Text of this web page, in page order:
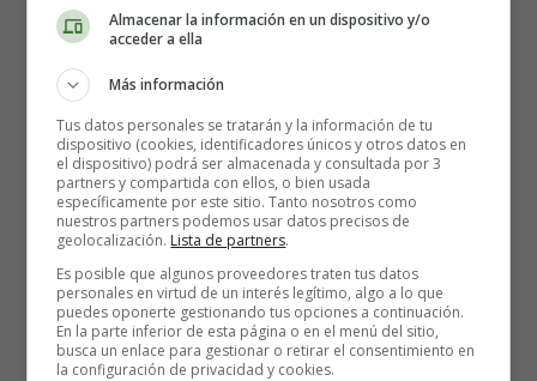
Los ingredientes que necesitas:
60 gramos de harina de almendras
125 gramos de queso crema
4 huevos
1/2 cucharadita de levadura en polvo
Para la mezcla de canela
60 gramos de mantequilla derretida
Almacenar la información en un dispositivo y/o
acceder a ella
Más información
Tus datos personales se tratarán y la información de tu
dispositivo (cookies, identificadores únicos y otros datos en
el dispositivo) podrá ser almacenada y consultada por 3
partners y compartida con ellos, o bien usada
específicamente por este sitio. Tanto nosotros como
nuestros partners podemos usar datos precisos de
geolocalización. Lista de partners.
Es posible que algunos proveedores traten tus datos
personales en virtud de un interés legítimo, algo a lo que
puedes oponerte gestionando tus opciones a continuación.
En la parte inferior de esta página o en el menú del sitio,
busca un enlace para gestionar o retirar el consentimiento en
la configuración de privacidad y cookies.